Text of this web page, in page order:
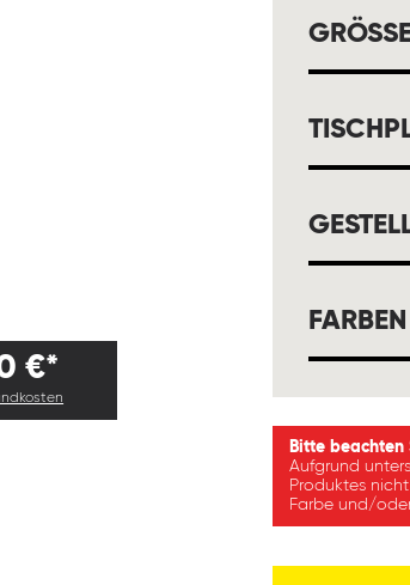
€*
Bitte beachten
Aufgrund
Produktes
Farbe und/